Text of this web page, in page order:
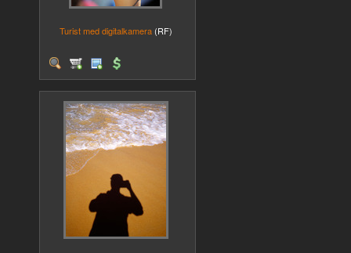
Turist med digitalkamera (RF)